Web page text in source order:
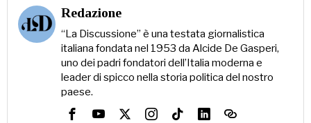
Redazione
“La Discussione” è una testata giornalistica
italiana fondata nel 1953 da Alcide De Gasperi,
uno dei padri fondatori dell’Italia moderna e
leader di spicco nella storia politica del nostro
paese.